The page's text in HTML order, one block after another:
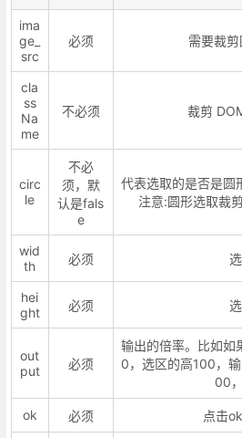
ima
ge_
src
必须 需要裁
cla
ss
Na
me
不必须 裁剪
circ
le
不必
须，默
认是fals
e
代表选取的是否是圆
注意:圆形选取裁
wid
th
必须
hei
ght
必须
out
put
必须
输出的倍率。比如
0，选区的高100，
00
ok 必须 点击